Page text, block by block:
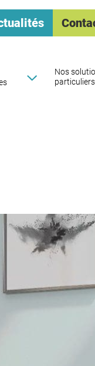
Nos
particuliers